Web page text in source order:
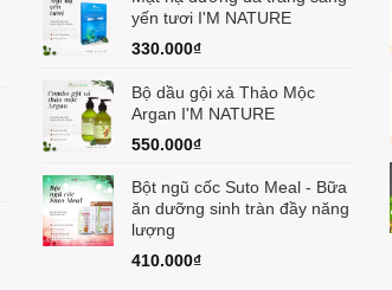
yến tươi I'M NATURE
330.000₫
Bộ dầu gội xả Thảo Mộc
Argan I'M NATURE
550.000₫
Bột ngũ cốc Suto Meal - Bữa
ăn dưỡng sinh tràn đầy năng
lượng
410.000₫